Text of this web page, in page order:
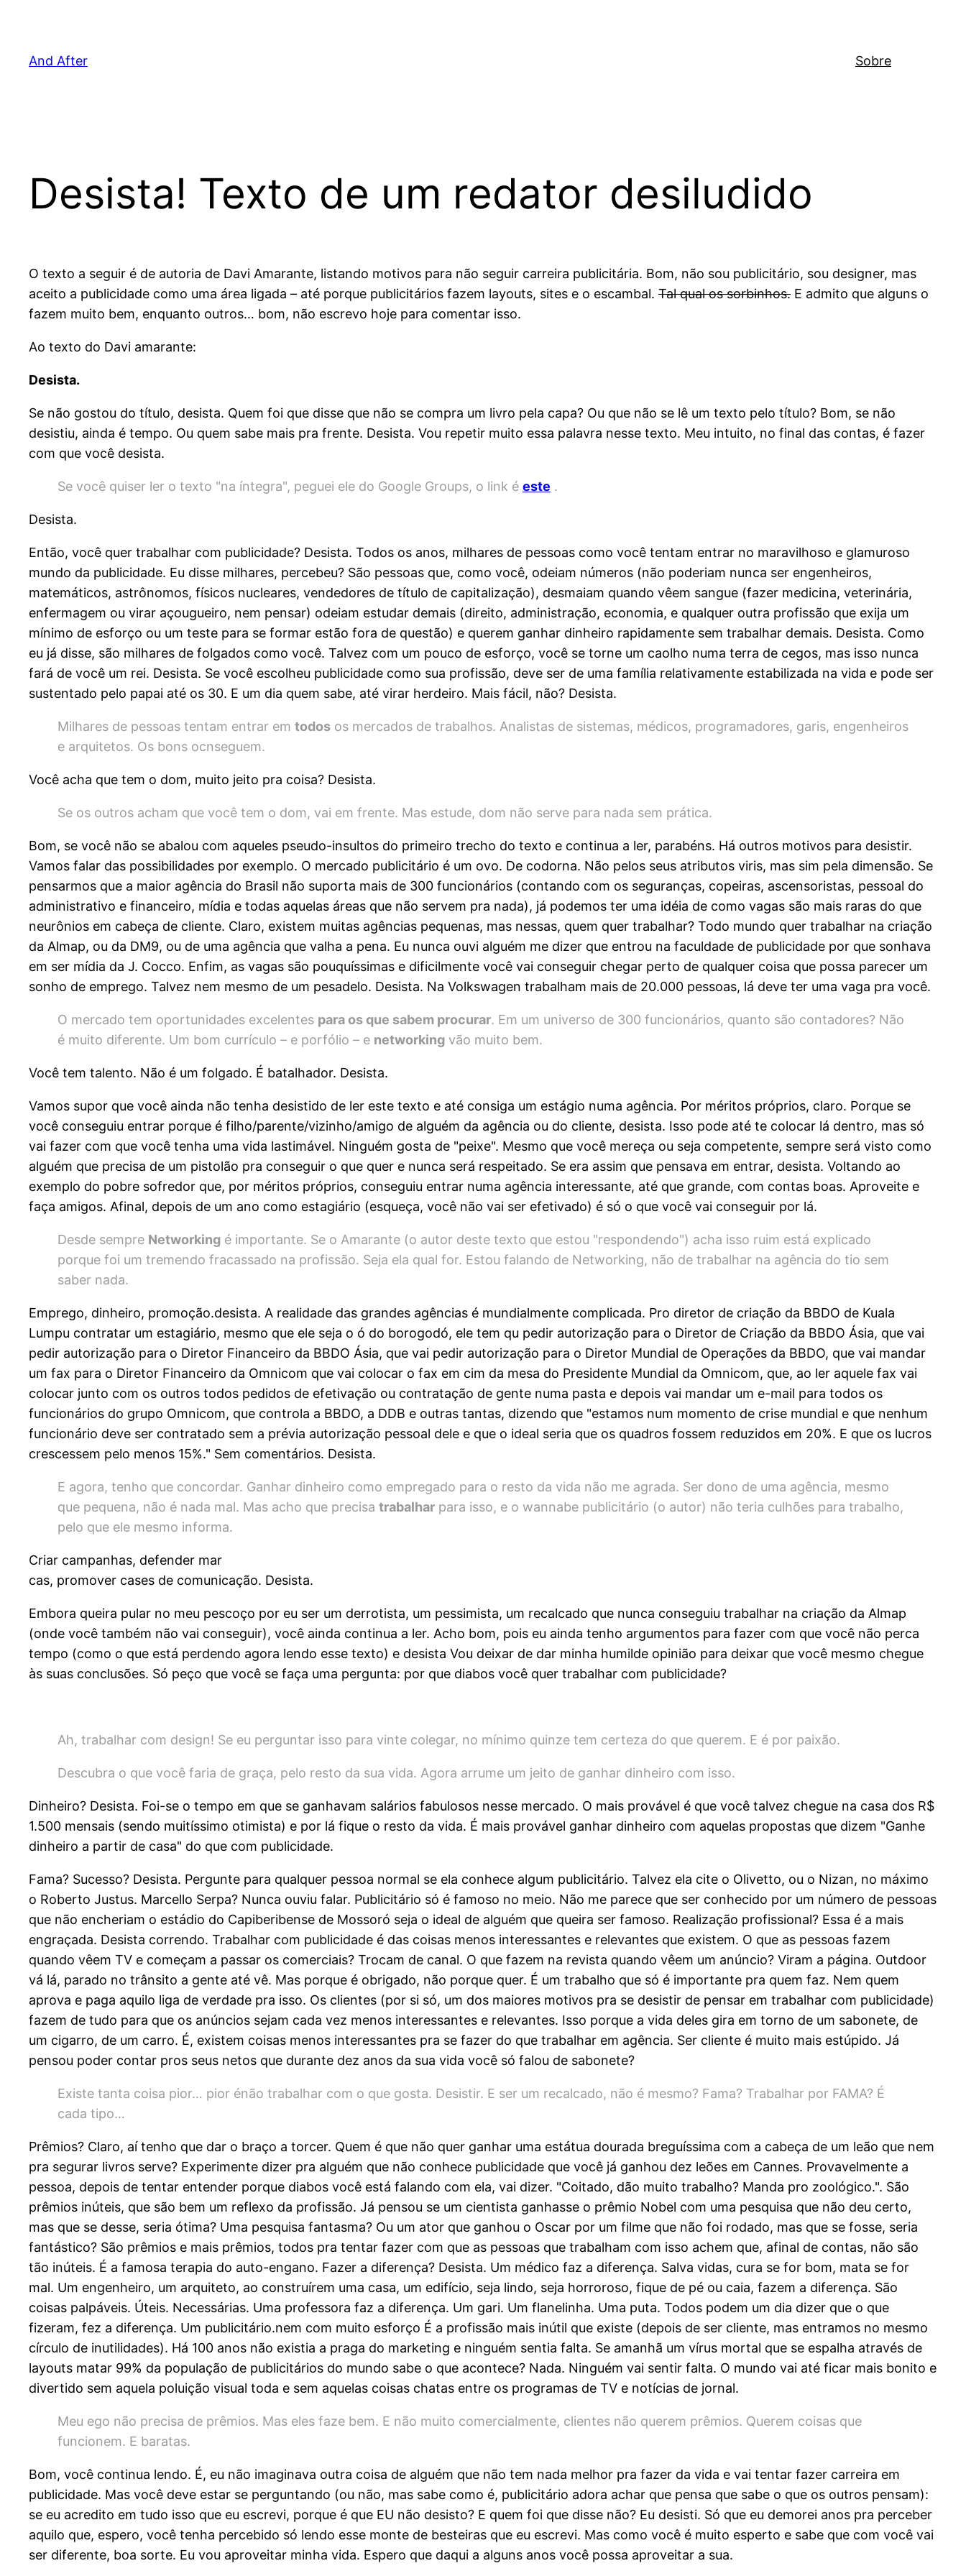
And After Sobre
Desista! Texto de um redator desiludido
O texto a seguir é de autoria de Davi Amarante, listando motivos para não seguir carreira publicitária. Bom, não sou publicitário, sou designer, mas
aceito a publicidade como uma área ligada – até porque publicitários fazem layouts, sites e o escambal. Tal qual os sorbinhos. E admito que alguns o
fazem muito bem, enquanto outros… bom, não escrevo hoje para comentar isso.
Ao texto do Davi amarante:
Desista.
Se não gostou do título, desista. Quem foi que disse que não se compra um livro pela capa? Ou que não se lê um texto pelo título? Bom, se não
desistiu, ainda é tempo. Ou quem sabe mais pra frente. Desista. Vou repetir muito essa palavra nesse texto. Meu intuito, no final das contas, é fazer
com que você desista.
Se você quiser ler o texto "na íntegra", peguei ele do Google Groups, o link é este .
Desista.
Então, você quer trabalhar com publicidade? Desista. Todos os anos, milhares de pessoas como você tentam entrar no maravilhoso e glamuroso
mundo da publicidade. Eu disse milhares, percebeu? São pessoas que, como você, odeiam números (não poderiam nunca ser engenheiros,
matemáticos, astrônomos, físicos nucleares, vendedores de título de capitalização), desmaiam quando vêem sangue (fazer medicina, veterinária,
enfermagem ou virar açougueiro, nem pensar) odeiam estudar demais (direito, administração, economia, e qualquer outra profissão que exija um
mínimo de esforço ou um teste para se formar estão fora de questão) e querem ganhar dinheiro rapidamente sem trabalhar demais. Desista. Como
eu já disse, são milhares de folgados como você. Talvez com um pouco de esforço, você se torne um caolho numa terra de cegos, mas isso nunca
fará de você um rei. Desista. Se você escolheu publicidade como sua profissão, deve ser de uma família relativamente estabilizada na vida e pode ser
sustentado pelo papai até os 30. E um dia quem sabe, até virar herdeiro. Mais fácil, não? Desista.
Milhares de pessoas tentam entrar em todos os mercados de trabalhos. Analistas de sistemas, médicos, programadores, garis, engenheiros
e arquitetos. Os bons ocnseguem.
Você acha que tem o dom, muito jeito pra coisa? Desista.
Se os outros acham que você tem o dom, vai em frente. Mas estude, dom não serve para nada sem prática.
Bom, se você não se abalou com aqueles pseudo-insultos do primeiro trecho do texto e continua a ler, parabéns. Há outros motivos para desistir.
Vamos falar das possibilidades por exemplo. O mercado publicitário é um ovo. De codorna. Não pelos seus atributos viris, mas sim pela dimensão. Se
pensarmos que a maior agência do Brasil não suporta mais de 300 funcionários (contando com os seguranças, copeiras, ascensoristas, pessoal do
administrativo e financeiro, mídia e todas aquelas áreas que não servem pra nada), já podemos ter uma idéia de como vagas são mais raras do que
neurônios em cabeça de cliente. Claro, existem muitas agências pequenas, mas nessas, quem quer trabalhar? Todo mundo quer trabalhar na criação
da Almap, ou da DM9, ou de uma agência que valha a pena. Eu nunca ouvi alguém me dizer que entrou na faculdade de publicidade por que sonhava
em ser mídia da J. Cocco. Enfim, as vagas são pouquíssimas e dificilmente você vai conseguir chegar perto de qualquer coisa que possa parecer um
sonho de emprego. Talvez nem mesmo de um pesadelo. Desista. Na Volkswagen trabalham mais de 20.000 pessoas, lá deve ter uma vaga pra você.
O mercado tem oportunidades excelentes para os que sabem procurar. Em um universo de 300 funcionários, quanto são contadores? Não
é muito diferente. Um bom currículo – e porfólio – e networking vão muito bem.
Você tem talento. Não é um folgado. É batalhador. Desista.
Vamos supor que você ainda não tenha desistido de ler este texto e até consiga um estágio numa agência. Por méritos próprios, claro. Porque se
você conseguiu entrar porque é filho/parente/vizinho/amigo de alguém da agência ou do cliente, desista. Isso pode até te colocar lá dentro, mas só
vai fazer com que você tenha uma vida lastimável. Ninguém gosta de "peixe". Mesmo que você mereça ou seja competente, sempre será visto como
alguém que precisa de um pistolão pra conseguir o que quer e nunca será respeitado. Se era assim que pensava em entrar, desista. Voltando ao
exemplo do pobre sofredor que, por méritos próprios, conseguiu entrar numa agência interessante, até que grande, com contas boas. Aproveite e
faça amigos. Afinal, depois de um ano como estagiário (esqueça, você não vai ser efetivado) é só o que você vai conseguir por lá.
Desde sempre Networking é importante. Se o Amarante (o autor deste texto que estou "respondendo") acha isso ruim está explicado
porque foi um tremendo fracassado na profissão. Seja ela qual for. Estou falando de Networking, não de trabalhar na agência do tio sem
saber nada.
Emprego, dinheiro, promoção.desista. A realidade das grandes agências é mundialmente complicada. Pro diretor de criação da BBDO de Kuala
Lumpu contratar um estagiário, mesmo que ele seja o ó do borogodó, ele tem qu pedir autorização para o Diretor de Criação da BBDO Ásia, que vai
pedir autorização para o Diretor Financeiro da BBDO Ásia, que vai pedir autorização para o Diretor Mundial de Operações da BBDO, que vai mandar
um fax para o Diretor Financeiro da Omnicom que vai colocar o fax em cim da mesa do Presidente Mundial da Omnicom, que, ao ler aquele fax vai
colocar junto com os outros todos pedidos de efetivação ou contratação de gente numa pasta e depois vai mandar um e-mail para todos os
funcionários do grupo Omnicom, que controla a BBDO, a DDB e outras tantas, dizendo que "estamos num momento de crise mundial e que nenhum
funcionário deve ser contratado sem a prévia autorização pessoal dele e que o ideal seria que os quadros fossem reduzidos em 20%. E que os lucros
crescessem pelo menos 15%." Sem comentários. Desista.
E agora, tenho que concordar. Ganhar dinheiro como empregado para o resto da vida não me agrada. Ser dono de uma agência, mesmo
que pequena, não é nada mal. Mas acho que precisa trabalhar para isso, e o wannabe publicitário (o autor) não teria culhões para trabalho,
pelo que ele mesmo informa.
Criar campanhas, defender mar
cas, promover cases de comunicação. Desista.
Embora queira pular no meu pescoço por eu ser um derrotista, um pessimista, um recalcado que nunca conseguiu trabalhar na criação da Almap
(onde você também não vai conseguir), você ainda continua a ler. Acho bom, pois eu ainda tenho argumentos para fazer com que você não perca
tempo (como o que está perdendo agora lendo esse texto) e desista Vou deixar de dar minha humilde opinião para deixar que você mesmo chegue
às suas conclusões. Só peço que você se faça uma pergunta: por que diabos você quer trabalhar com publicidade?
Ah, trabalhar com design! Se eu perguntar isso para vinte colegar, no mínimo quinze tem certeza do que querem. E é por paixão.
Descubra o que você faria de graça, pelo resto da sua vida. Agora arrume um jeito de ganhar dinheiro com isso.
Dinheiro? Desista. Foi-se o tempo em que se ganhavam salários fabulosos nesse mercado. O mais provável é que você talvez chegue na casa dos R$
1.500 mensais (sendo muitíssimo otimista) e por lá fique o resto da vida. É mais provável ganhar dinheiro com aquelas propostas que dizem "Ganhe
dinheiro a partir de casa" do que com publicidade.
Fama? Sucesso? Desista. Pergunte para qualquer pessoa normal se ela conhece algum publicitário. Talvez ela cite o Olivetto, ou o Nizan, no máximo
o Roberto Justus. Marcello Serpa? Nunca ouviu falar. Publicitário só é famoso no meio. Não me parece que ser conhecido por um número de pessoas
que não encheriam o estádio do Capiberibense de Mossoró seja o ideal de alguém que queira ser famoso. Realização profissional? Essa é a mais
engraçada. Desista correndo. Trabalhar com publicidade é das coisas menos interessantes e relevantes que existem. O que as pessoas fazem
quando vêem TV e começam a passar os comerciais? Trocam de canal. O que fazem na revista quando vêem um anúncio? Viram a página. Outdoor
vá lá, parado no trânsito a gente até vê. Mas porque é obrigado, não porque quer. É um trabalho que só é importante pra quem faz. Nem quem
aprova e paga aquilo liga de verdade pra isso. Os clientes (por si só, um dos maiores motivos pra se desistir de pensar em trabalhar com publicidade)
fazem de tudo para que os anúncios sejam cada vez menos interessantes e relevantes. Isso porque a vida deles gira em torno de um sabonete, de
um cigarro, de um carro. É, existem coisas menos interessantes pra se fazer do que trabalhar em agência. Ser cliente é muito mais estúpido. Já
pensou poder contar pros seus netos que durante dez anos da sua vida você só falou de sabonete?
Existe tanta coisa pior… pior énão trabalhar com o que gosta. Desistir. E ser um recalcado, não é mesmo? Fama? Trabalhar por FAMA? É
cada tipo…
Prêmios? Claro, aí tenho que dar o braço a torcer. Quem é que não quer ganhar uma estátua dourada breguíssima com a cabeça de um leão que nem
pra segurar livros serve? Experimente dizer pra alguém que não conhece publicidade que você já ganhou dez leões em Cannes. Provavelmente a
pessoa, depois de tentar entender porque diabos você está falando com ela, vai dizer. "Coitado, dão muito trabalho? Manda pro zoológico.". São
prêmios inúteis, que são bem um reflexo da profissão. Já pensou se um cientista ganhasse o prêmio Nobel com uma pesquisa que não deu certo,
mas que se desse, seria ótima? Uma pesquisa fantasma? Ou um ator que ganhou o Oscar por um filme que não foi rodado, mas que se fosse, seria
fantástico? São prêmios e mais prêmios, todos pra tentar fazer com que as pessoas que trabalham com isso achem que, afinal de contas, não são
tão inúteis. É a famosa terapia do auto-engano. Fazer a diferença? Desista. Um médico faz a diferença. Salva vidas, cura se for bom, mata se for
mal. Um engenheiro, um arquiteto, ao construírem uma casa, um edifício, seja lindo, seja horroroso, fique de pé ou caia, fazem a diferença. São
coisas palpáveis. Úteis. Necessárias. Uma professora faz a diferença. Um gari. Um flanelinha. Uma puta. Todos podem um dia dizer que o que
fizeram, fez a diferença. Um publicitário.nem com muito esforço É a profissão mais inútil que existe (depois de ser cliente, mas entramos no mesmo
círculo de inutilidades). Há 100 anos não existia a praga do marketing e ninguém sentia falta. Se amanhã um vírus mortal que se espalha através de
layouts matar 99% da população de publicitários do mundo sabe o que acontece? Nada. Ninguém vai sentir falta. O mundo vai até ficar mais bonito e
divertido sem aquela poluição visual toda e sem aquelas coisas chatas entre os programas de TV e notícias de jornal.
Meu ego não precisa de prêmios. Mas eles faze bem. E não muito comercialmente, clientes não querem prêmios. Querem coisas que
funcionem. E baratas.
Bom, você continua lendo. É, eu não imaginava outra coisa de alguém que não tem nada melhor pra fazer da vida e vai tentar fazer carreira em
publicidade. Mas você deve estar se perguntando (ou não, mas sabe como é, publicitário adora achar que pensa que sabe o que os outros pensam):
se eu acredito em tudo isso que eu escrevi, porque é que EU não desisto? E quem foi que disse não? Eu desisti. Só que eu demorei anos pra perceber
aquilo que, espero, você tenha percebido só lendo esse monte de besteiras que eu escrevi. Mas como você é muito esperto e sabe que com você vai
ser diferente, boa sorte. Eu vou aproveitar minha vida. Espero que daqui a alguns anos você possa aproveitar a sua.